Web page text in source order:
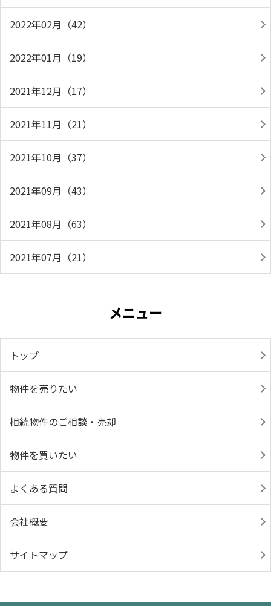
2022年02月（42）
2022年01月（19）
2021年12月（17）
2021年11月（21）
2021年10月（37）
2021年09月（43）
2021年08月（63）
2021年07月（21）
メニュー
トップ
物件を売りたい
相続物件のご相談・売却
物件を買いたい
よくある質問
会社概要
サイトマップ